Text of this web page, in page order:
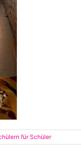
für Schüler